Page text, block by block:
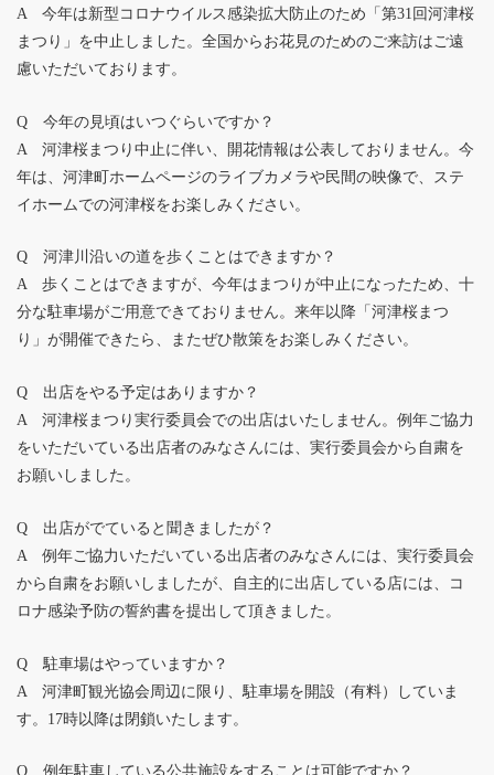
A 今年は新型コロナウイルス感染拡大防止のため「第31回河津桜
まつり」を中止しました。全国からお花見のためのご来訪はご遠
慮いただいております。
Q 今年の見頃はいつぐらいですか？
A 河津桜まつり中止に伴い、開花情報は公表しておりません。今
年は、河津町ホームページのライブカメラや民間の映像で、ステ
イホームでの河津桜をお楽しみください。
Q 河津川沿いの道を歩くことはできますか？
A 歩くことはできますが、今年はまつりが中止になったため、十
分な駐車場がご用意できておりません。来年以降「河津桜まつ
り」が開催できたら、またぜひ散策をお楽しみください。
Q 出店をやる予定はありますか？
A 河津桜まつり実行委員会での出店はいたしません。例年ご協力
をいただいている出店者のみなさんには、実行委員会から自粛を
お願いしました。
Q 出店がでていると聞きましたが？
A 例年ご協力いただいている出店者のみなさんには、実行委員会
から自粛をお願いしましたが、自主的に出店している店には、コ
ロナ感染予防の誓約書を提出して頂きました。
Q 駐車場はやっていますか？
A 河津町観光協会周辺に限り、駐車場を開設（有料）していま
す。17時以降は閉鎖いたします。
Q 例年駐車している公共施設をすることは可能ですか？